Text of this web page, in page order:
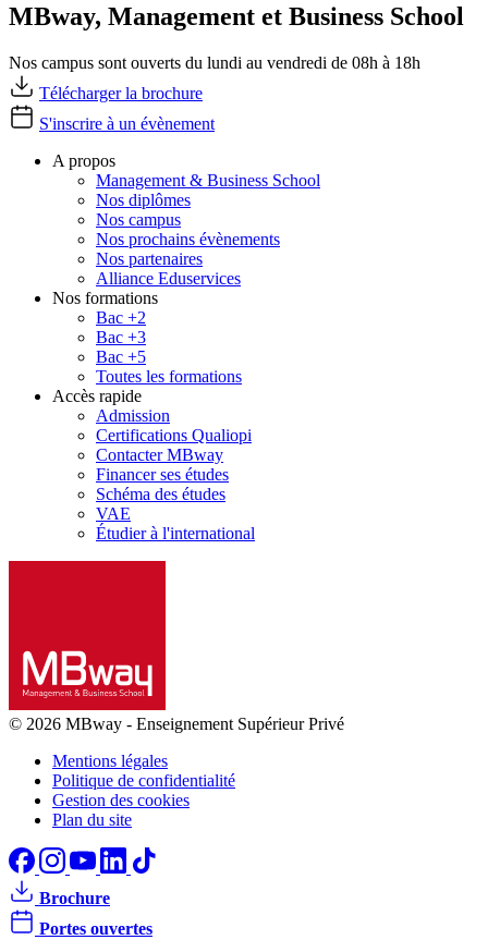
MBway, Management et Business School
Nos campus sont ouverts du lundi au vendredi de 08h à 18h
Télécharger la brochure
S'inscrire à un évènement
A propos
Management & Business School
Nos diplômes
Nos campus
Nos prochains évènements
Nos partenaires
Alliance Eduservices
Nos formations
Bac +2
Bac +3
Bac +5
Toutes les formations
Accès rapide
Admission
Certifications Qualiopi
Contacter MBway
Financer ses études
Schéma des études
VAE
Étudier à l'international
© 2026 MBway - Enseignement Supérieur Privé
Mentions légales
Politique de confidentialité
Gestion des cookies
Plan du site
Brochure
Portes ouvertes